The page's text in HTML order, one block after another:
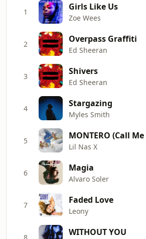
1 Girls Like Us
Zoe Wees
2 Overpass Graffiti
Ed Sheeran
3 Shivers
Ed Sheeran
4 Stargazing
Myles Smith
5
Lil Nas X
6 Magia
Alvaro Soler
7 Faded Love
Leony
8 WITHOUT YOU